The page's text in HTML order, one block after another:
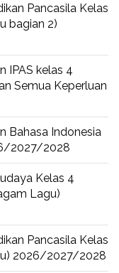
Pancasila Kelas
bagian 2)
IPAS kelas 4
Semua Keperluan
Bahasa Indonesia
2027/2028
Kelas 4
Lagu)
Pancasila Kelas
2026/2027/2028